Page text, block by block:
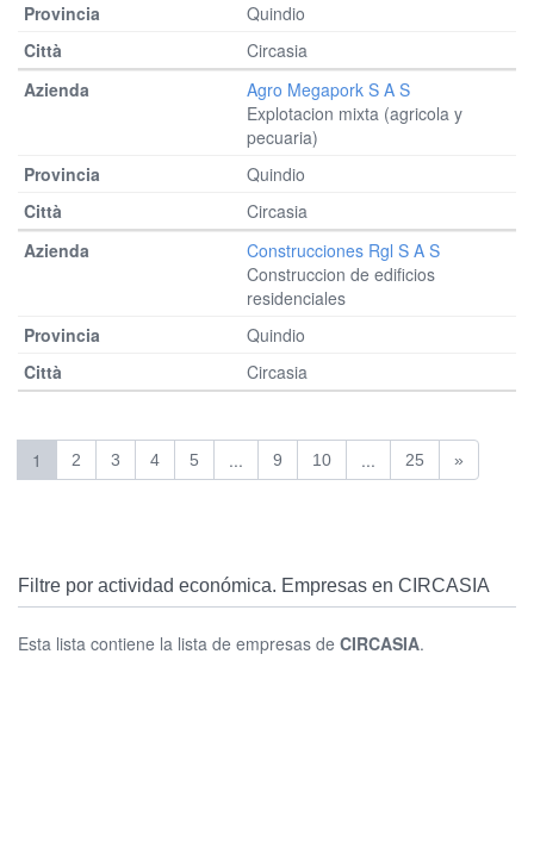
Quindio
Circasia
Agro Megapork S A S
Explotacion mixta (agricola y
pecuaria)
Quindio
Circasia
Construcciones Rgl S A S
Construccion de edificios
residenciales
Quindio
Circasia
1 2 3 4 5 ... 9 10 ... 25 »
Filtre por actividad económica. Empresas en CIRCASIA
Esta lista contiene la lista de empresas de CIRCASIA.